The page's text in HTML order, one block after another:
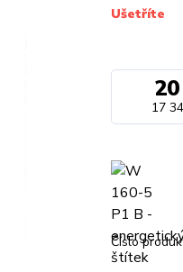
Ušetříte
17
Číslo